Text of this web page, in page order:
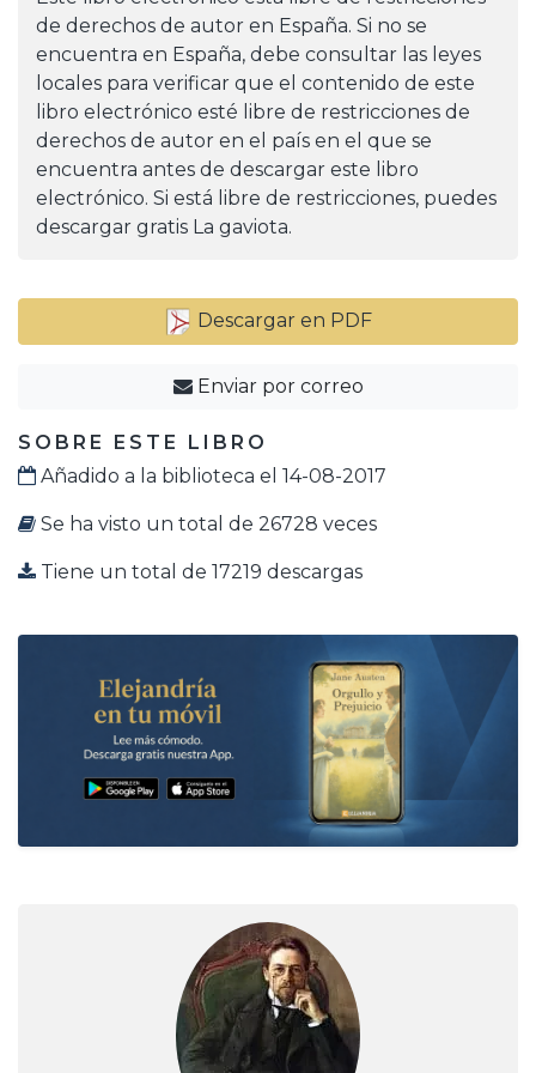
de derechos de autor en España. Si no se
encuentra en España, debe consultar las leyes
locales para verificar que el contenido de este
libro electrónico esté libre de restricciones de
derechos de autor en el país en el que se
encuentra antes de descargar este libro
electrónico. Si está libre de restricciones, puedes
descargar gratis La gaviota.
Descargar en PDF
Enviar por correo
SOBRE ESTE LIBRO
Añadido a la biblioteca el 14-08-2017
Se ha visto un total de 26728 veces
Tiene un total de 17219 descargas